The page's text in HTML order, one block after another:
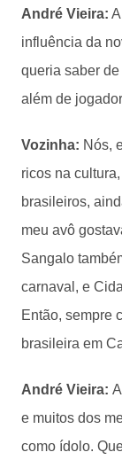
André Vieira:
influência da
queria saber
além de
Vozinha: Nós,
ricos na
brasileiros,
meu avô
Sangalo
carnaval, e
Então, sempre
brasileira em
André Vieira:
e muitos dos
como ídolo.